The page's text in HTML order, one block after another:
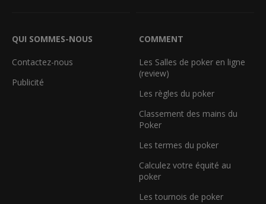
QUI SOMMES-NOUS
Contactez-nous
Publicité
COMMENT
Les Salles de poker en ligne
(review)
Les règles du poker
Classement des mains du
Poker
Les termes du poker
Calculez votre équité au
poker
Les tournois de poker